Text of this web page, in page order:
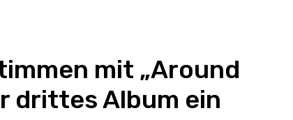
mit „Around
drittes Album ein